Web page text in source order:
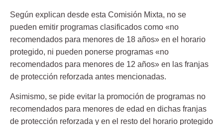
Según explican desde esta Comisión Mixta, no se
pueden emitir programas clasificados como «no
recomendados para menores de 18 años» en el horario
protegido, ni pueden ponerse programas «no
recomendados para menores de 12 años» en las franjas
de protección reforzada antes mencionadas.
Asimismo, se pide evitar la promoción de programas no
recomendados para menores de edad en dichas franjas
de protección reforzada y en el resto del horario protegido